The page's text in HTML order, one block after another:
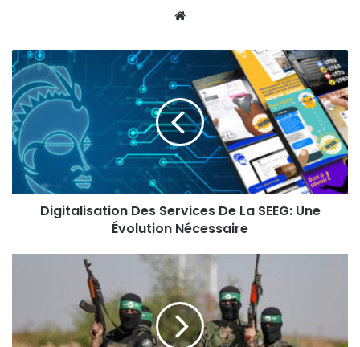
Digitalisation Des Services De La SEEG: Une
Évolution Nécessaire